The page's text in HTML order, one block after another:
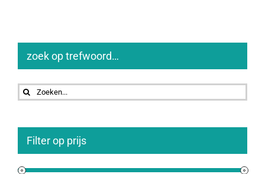
zoek op trefwoord…
Zoeken
naar:
Filter op prijs